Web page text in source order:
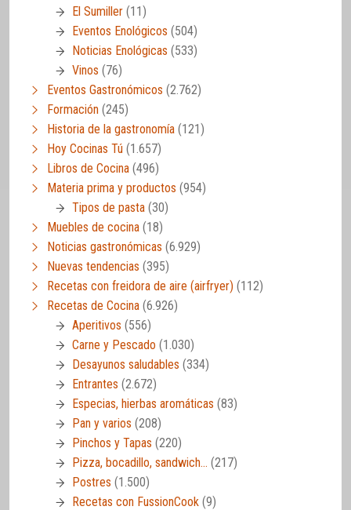
El Sumiller (11)
Eventos Enológicos (504)
Noticias Enológicas (533)
Vinos (76)
Eventos Gastronómicos (2.762)
Formación (245)
Historia de la gastronomía (121)
Hoy Cocinas Tú (1.657)
Libros de Cocina (496)
Materia prima y productos (954)
Tipos de pasta (30)
Muebles de cocina (18)
Noticias gastronómicas (6.929)
Nuevas tendencias (395)
Recetas con freidora de aire (airfryer) (112)
Recetas de Cocina (6.926)
Aperitivos (556)
Carne y Pescado (1.030)
Desayunos saludables (334)
Entrantes (2.672)
Especias, hierbas aromáticas (83)
Pan y varios (208)
Pinchos y Tapas (220)
Pizza, bocadillo, sandwich… (217)
Postres (1.500)
Recetas con FussionCook (9)